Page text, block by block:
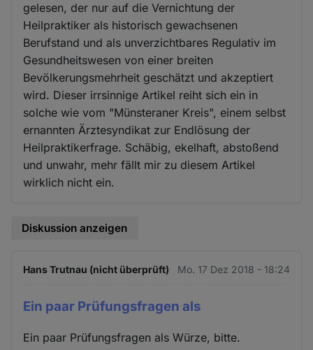
gelesen, der nur auf die Vernichtung der
Heilpraktiker als historisch gewachsenen
Berufstand und als unverzichtbares Regulativ im
Gesundheitswesen von einer breiten
Bevölkerungsmehrheit geschätzt und akzeptiert
wird. Dieser irrsinnige Artikel reiht sich ein in
solche wie vom "Münsteraner Kreis", einem selbst
ernannten Ärztesyndikat zur Endlösung der
Heilpraktikerfrage. Schäbig, ekelhaft, abstoßend
und unwahr, mehr fällt mir zu diesem Artikel
wirklich nicht ein.
Diskussion anzeigen
Hans Trutnau (nicht überprüft) Mo. 17 Dez 2018 - 18:24
Ein paar Prüfungsfragen als
Ein paar Prüfungsfragen als Würze, bitte.